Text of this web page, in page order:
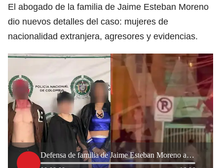
El abogado de la familia de Jaime Esteban Moreno
dio nuevos detalles del caso: mujeres de
nacionalidad extranjera, agresores y evidencias.
Defensa de familia de Jaime Esteban Moreno apoyará solicitud para que agresor sea enviado a la cárce